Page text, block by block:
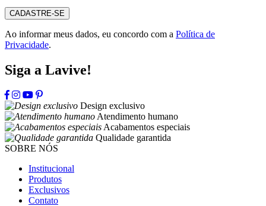
CADASTRE-SE
Ao informar meus dados, eu concordo com a Política de
Privacidade.
Siga a Lavive!
Design exclusivo
Atendimento humano
Acabamentos especiais
Qualidade garantida
SOBRE NÓS
Institucional
Produtos
Exclusivos
Contato